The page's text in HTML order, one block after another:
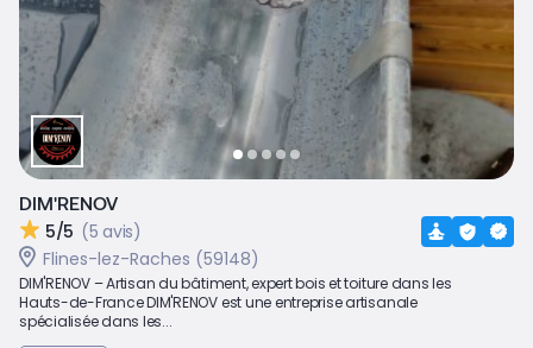
DIM'RENOV
5/5 (5 avis)
Flines-lez-Raches (59148)
DIM'RENOV – Artisan du bâtiment, expert bois et toiture dans les
Hauts-de-France DIM'RENOV est une entreprise artisanale
spécialisée dans les...